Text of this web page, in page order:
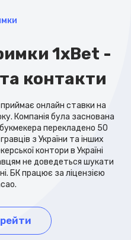
1xBet -
контакти
онлайн ставки на
Компанія була заснована
перекладено 50
з України та інших
контори в Україні
не доведеться шукати
БК працює за ліцензією